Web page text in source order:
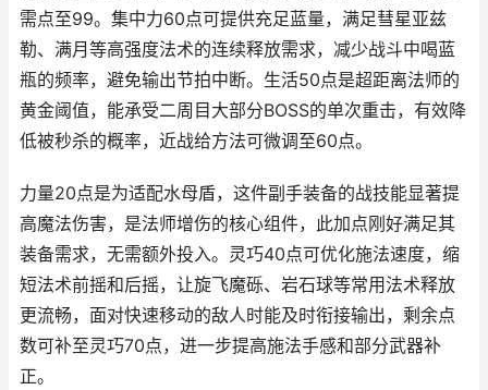
需点至99。集中力60点可提供充足蓝量，满足彗星亚兹
勒、满月等高强度法术的连续释放需求，减少战斗中喝蓝
瓶的频率，避免输出节拍中断。生活50点是超距离法师的
黄金阈值，能承受二周目大部分BOSS的单次重击，有效降
低被秒杀的概率，近战给方法可微调至60点。
力量20点是为适配水母盾，这件副手装备的战技能显著提
高魔法伤害，是法师增伤的核心组件，此加点刚好满足其
装备需求，无需额外投入。灵巧40点可优化施法速度，缩
短法术前摇和后摇，让旋飞魔砾、岩石球等常用法术释放
更流畅，面对快速移动的敌人时能及时衔接输出，剩余点
数可补至灵巧70点，进一步提高施法手感和部分武器补
正。